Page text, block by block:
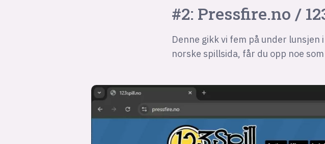
#2: Pressfire.no /
Denne gikk vi fem på under lunsjen
norske spillsida, får du opp noe